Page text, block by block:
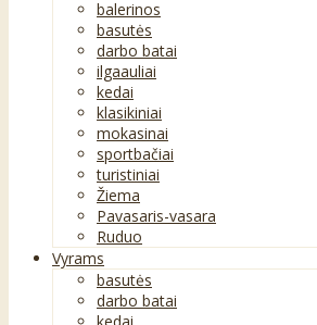
balerinos
basutės
darbo batai
ilgaauliai
kedai
klasikiniai
mokasinai
sportbačiai
turistiniai
Žiema
Pavasaris-vasara
Ruduo
Vyrams
basutės
darbo batai